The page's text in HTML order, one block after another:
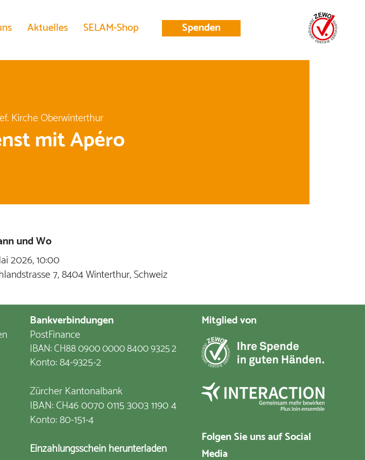
Aktuelles SELAM-Shop Spenden
Kirche Oberwinterthur
mit Apéro
und Wo
2026, 10:00
7, 8404 Winterthur, Schweiz
Bankverbindungen
PostFinance
IBAN: CH88 0900 0000 8400 9325 2
Konto: 84-9325-2
Zürcher Kantonalbank
IBAN: CH46 0070 0115 3003 1190 4
Konto: 80-151-4
Einzahlungsschein herunterladen
Mitglied von
Folgen Sie uns auf Social
Media